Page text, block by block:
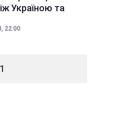
Україною та
22:00